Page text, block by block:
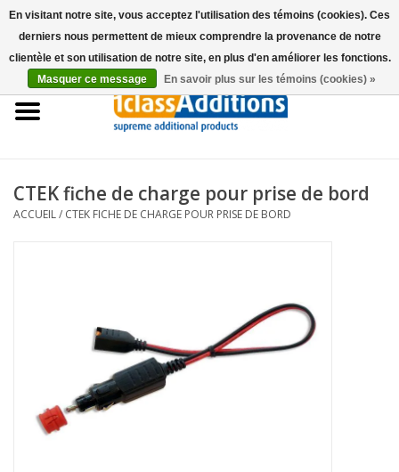
Accueil
Stockage de voitures
Les concessionnaires
CTEK fiche de charge pour prise de bord
ACCUEIL/ CTEK FICHE DE CHARGE POUR PRISE DE BORD
En visitant notre site, vous acceptez l'utilisation des témoins (cookies). Ces
derniers nous permettent de mieux comprendre la provenance de notre
clientèle et son utilisation de notre site, en plus d'en améliorer les fonctions.
Masquer ce message
En savoir plus sur les témoins (cookies) »